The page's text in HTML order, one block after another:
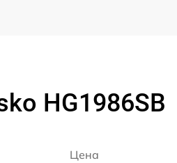
HG1986SB
Цена